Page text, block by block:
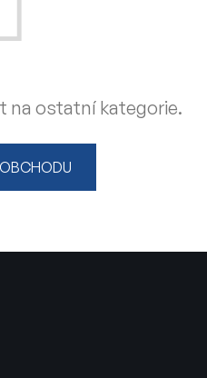
na ostatní kategorie.